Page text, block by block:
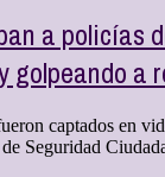
a policías
golpeando a
captados en
Seguridad